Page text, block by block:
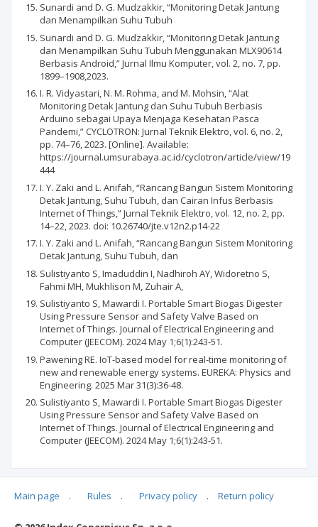
Sunardi and D. G. Mudzakkir, “Monitoring Detak Jantung
dan Menampilkan Suhu Tubuh
Sunardi and D. G. Mudzakkir, “Monitoring Detak Jantung
dan Menampilkan Suhu Tubuh Menggunakan MLX90614
Berbasis Android,” Jurnal Ilmu Komputer, vol. 2, no. 7, pp.
1899–1908,2023.
I. R. Vidyastari, N. M. Rohma, and M. Mohsin, “Alat
Monitoring Detak Jantung dan Suhu Tubuh Berbasis
Arduino sebagai Upaya Menjaga Kesehatan Pasca
Pandemi,” CYCLOTRON: Jurnal Teknik Elektro, vol. 6, no. 2,
pp. 74–76, 2023. [Online]. Available:
https://journal.umsurabaya.ac.id/cyclotron/article/view/19
444
I. Y. Zaki and L. Anifah, “Rancang Bangun Sistem Monitoring
Detak Jantung, Suhu Tubuh, dan Cairan Infus Berbasis
Internet of Things,” Jurnal Teknik Elektro, vol. 12, no. 2, pp.
14–22, 2023. doi: 10.26740/jte.v12n2.p14-22
I. Y. Zaki and L. Anifah, “Rancang Bangun Sistem Monitoring
Detak Jantung, Suhu Tubuh, dan
Sulistiyanto S, Imaduddin I, Nadhiroh AY, Widoretno S,
Fahmi MH, Mukhlison M, Zuhair A,
Sulistiyanto S, Mawardi I. Portable Smart Biogas Digester
Using Pressure Sensor and Safety Valve Based on
Internet of Things. Journal of Electrical Engineering and
Computer (JEECOM). 2024 May 1;6(1):243-51.
Pawening RE. IoT-based model for real-time monitoring of
new and renewable energy systems. EUREKA: Physics and
Engineering. 2025 Mar 31(3):36-48.
Sulistiyanto S, Mawardi I. Portable Smart Biogas Digester
Using Pressure Sensor and Safety Valve Based on
Internet of Things. Journal of Electrical Engineering and
Computer (JEECOM). 2024 May 1;6(1):243-51.
Articles quoting
Main page . Rules . Privacy policy . Return policy